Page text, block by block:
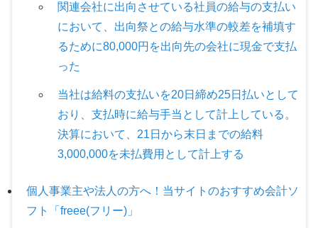
関連会社に出向させている社員の給与の支払い
において、出向祭との給与水準の較差を補填す
るために80,000円を出向先の会社に現金で支払
った
当社は給料の支払いを20日締め25日払いとして
おり、支払時に給与手当として計上している。
決算において、21日から末日までの給料
3,000,000を未払費用として計上する
個人事業主や法人の方へ！当サイトのおすすめ会計ソ
フト「freee(フリー)」